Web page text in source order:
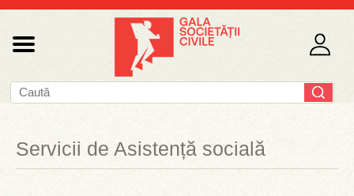
Servicii de Asistență socială